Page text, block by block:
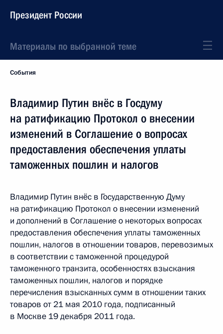
Президент России
Материалы по выбранной теме
События
Владимир Путин внёс в Госдуму
на ратификацию Протокол о внесении
изменений в Соглашение о вопросах
предоставления обеспечения уплаты
таможенных пошлин и налогов
Владимир Путин внёс в Государственную Думу
на ратификацию Протокол о внесении изменений
и дополнений в Соглашение о некоторых вопросах
предоставления обеспечения уплаты таможенных
пошлин, налогов в отношении товаров, перевозимых
в соответствии с таможенной процедурой
таможенного транзита, особенностях взыскания
таможенных пошлин, налогов и порядке
перечисления взысканных сумм в отношении таких
товаров от 21 мая 2010 года, подписанный
в Москве 19 декабря 2011 года.